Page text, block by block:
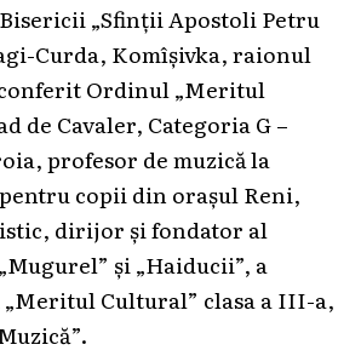
„Sfinții Apostoli Petru
Curda, Komîșivka, raionul
Ordinul „Meritul
de Cavaler, Categoria G –
profesor de muzică la
copii din orașul Reni,
dirijor și fondator al
și „Haiducii”, a
Cultural” clasa a III-a,